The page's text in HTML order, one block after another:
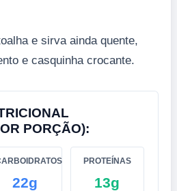
e sirva ainda quente,
e casquinha crocante.
PORÇÃO):
22g
PROTEÍNAS
13g